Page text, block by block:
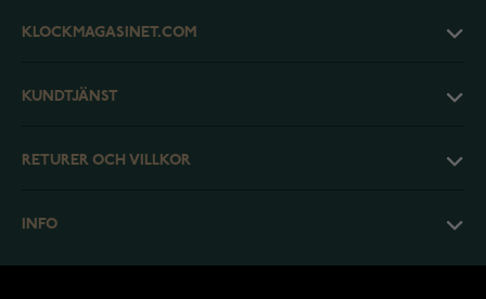
KLOCKMAGASINET.COM
KUNDTJÄNST
RETURER OCH VILLKOR
INFO